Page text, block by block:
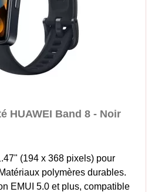
HUAWEI Band 8 - Noir
(194 x 368 pixels) pour
polymères durables.
EMUI 5.0 et plus, compatible